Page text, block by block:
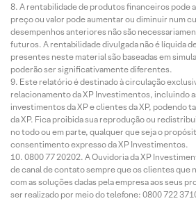
A rentabilidade de produtos financeiros pode
preço ou valor pode aumentar ou diminuir num
desempenhos anteriores não são
futuros. A rentabilidade divulgada não é líquida
presentes neste material são baseadas em
poderão ser significativamente diferentes.
Este relatório é destinado à circulação
relacionamento da XP Investimentos, incluindo
investimentos da XP e clientes da XP, podendo
da XP. Fica proibida sua reprodução ou
no todo ou em parte, qualquer que seja o
consentimento expresso da XP Investimentos.
0800 77 20202. A Ouvidoria da XP
de canal de contato sempre que os clientes que
com as soluções dadas pela empresa aos seus
ser realizado por meio do telefone: 0800 722